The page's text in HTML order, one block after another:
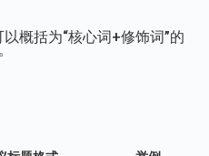
概括为“核心词+修饰词”的